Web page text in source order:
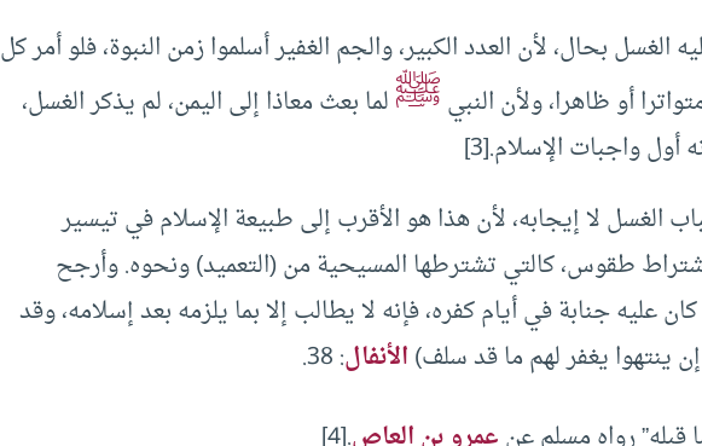
الغسل بحال، لأن العدد الكبير، والجم الغفير أسلموا زمن النبوة، فلو أمر كل
أو ظاهرا، ولأن النبيﷺلما بعث معاذا إلى اليمن، لم يذكر الغسل،
أول واجبات الإسلام.[3]
الغسل لا إيجابه، لأن هذا هو الأقرب إلى طبيعة الإسلام في تيسير
طقوس، كالتي تشترطها المسيحية من (التعميد) ونحوه. وأرجح
عليه جنابة في أيام كفره، فإنه لا يطالب إلا بما يلزمه بعد إسلامه، وقد
ينتهوا يغفر لهم ما قد سلف)الأنفال: 38.
قبله” رواه مسلم عنعمرو بن العاص.[4]